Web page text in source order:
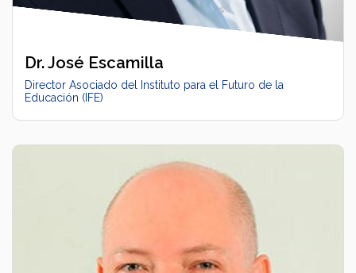
Dr. José Escamilla
Director Asociado del Instituto para el Futuro de la
Educación (IFE)